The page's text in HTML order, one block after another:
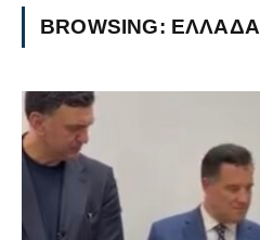
BROWSING: ΕΛΛΆΔΑ